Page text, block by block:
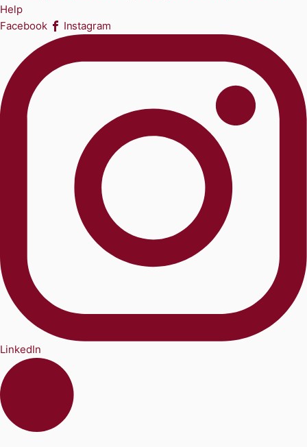
Help
Facebook
Instagram
LinkedIn